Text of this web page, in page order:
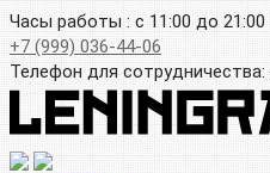
Часы работы : с 11:00 до 21:00
+7 (999) 036-44-06
Телефон для сотрудничества: